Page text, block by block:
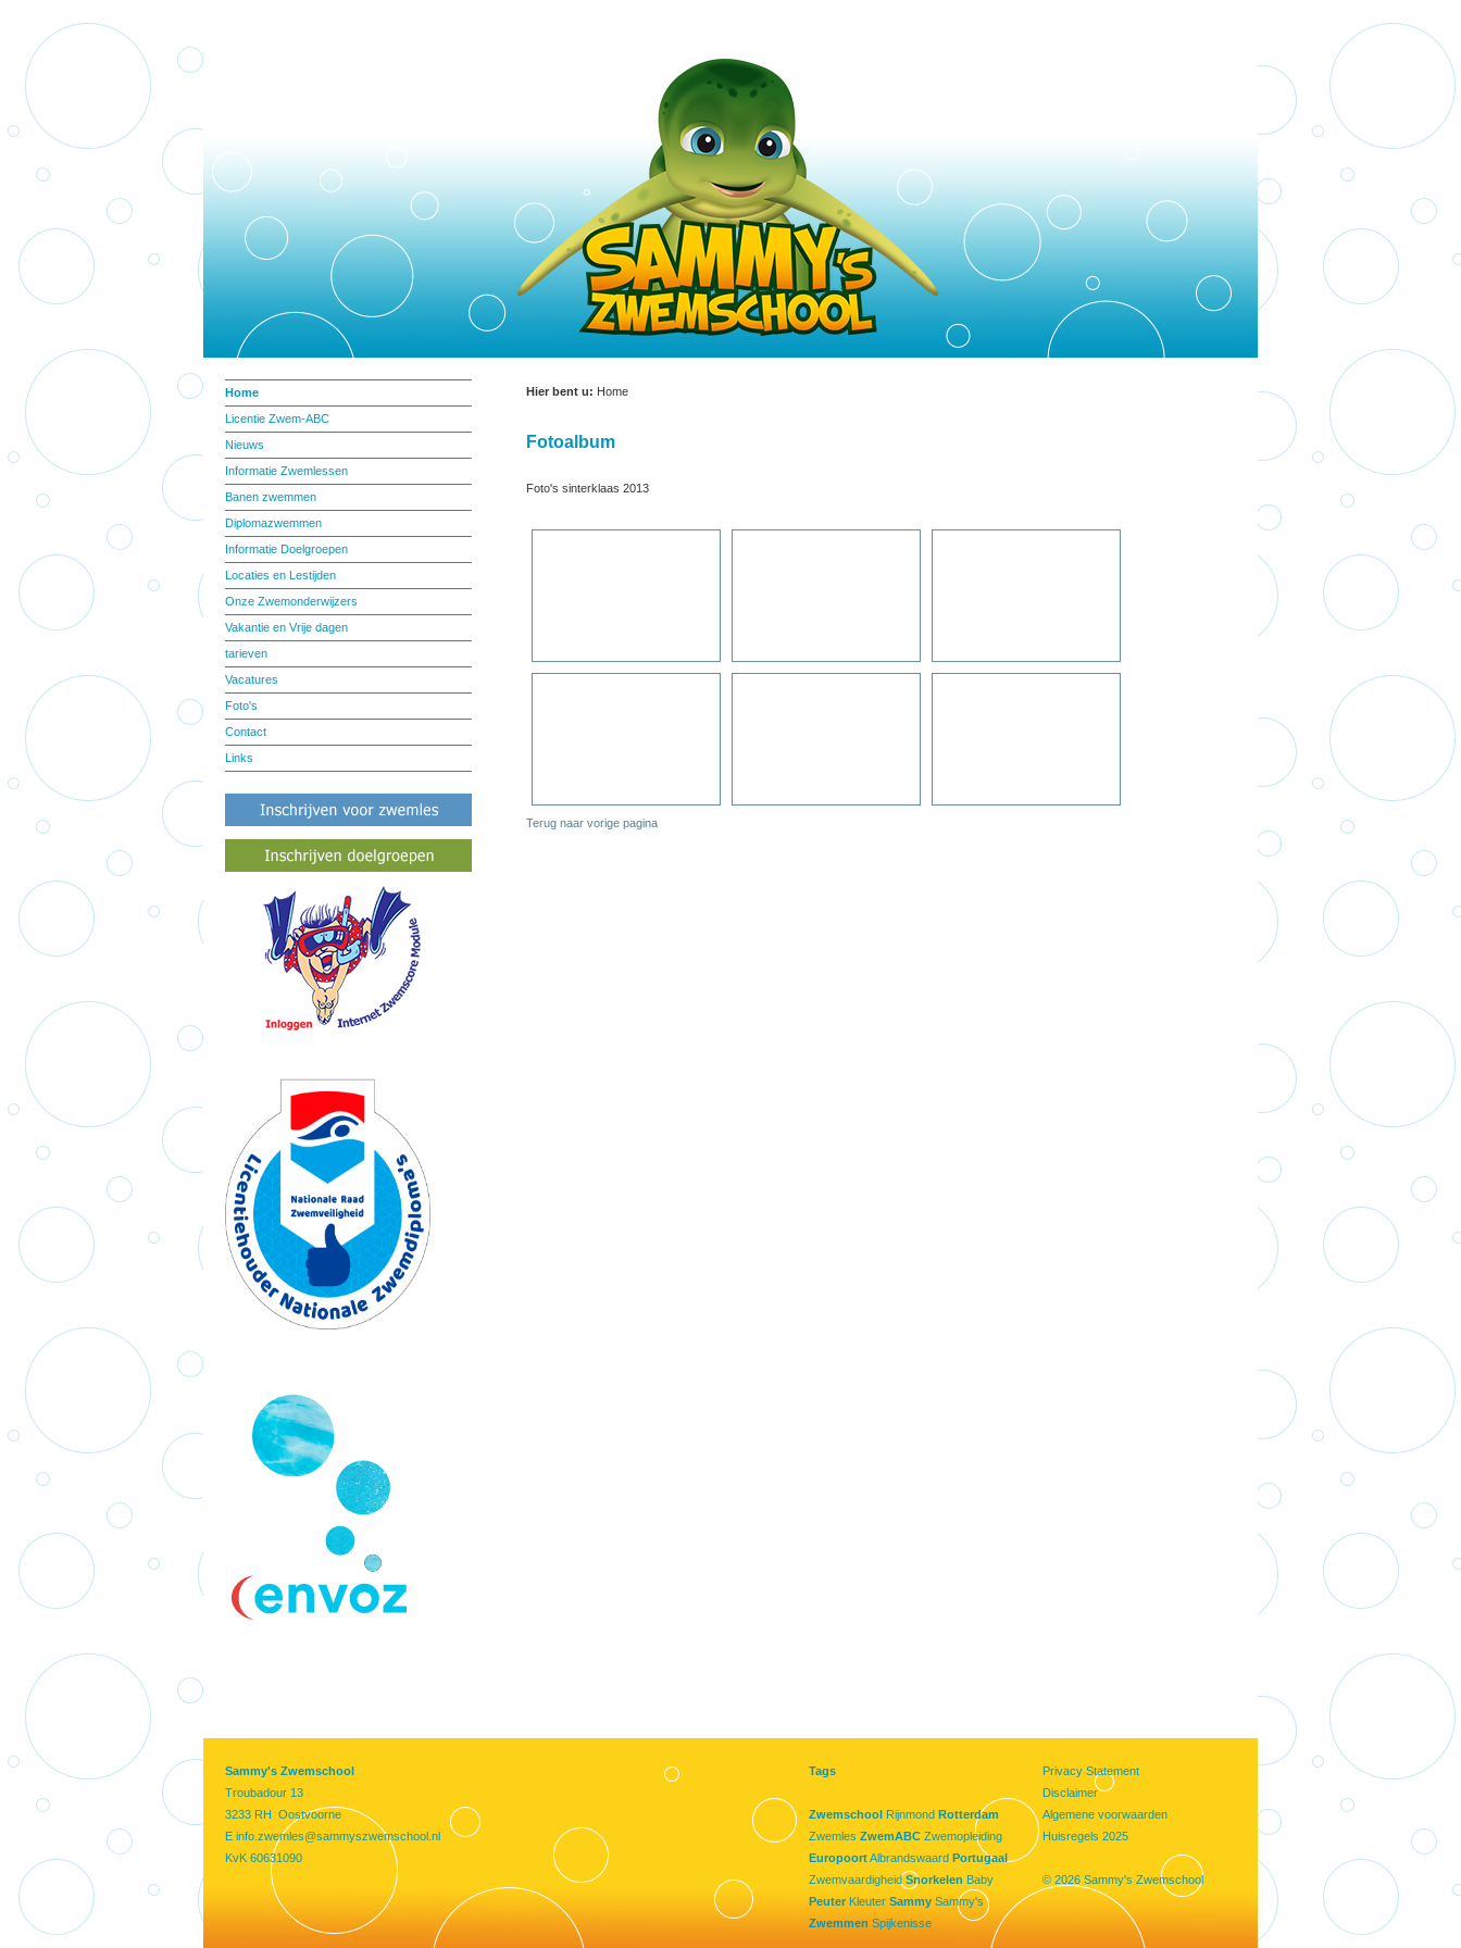
Home
Licentie Zwem-ABC
Nieuws
Informatie Zwemlessen
Banen zwemmen
Diplomazwemmen
Informatie Doelgroepen
Locaties en Lestijden
Onze Zwemonderwijzers
Vakantie en Vrije dagen
tarieven
Vacatures
Foto's
Contact
Links
Hier bent u: Home
Fotoalbum
Foto's sinterklaas 2013
Terug naar vorige pagina
Sammy's Zwemschool
Troubadour 13
3233 RH Oostvoorne
E info.zwemles@sammyszwemschool.nl
KvK 60631090
Tags
Zwemschool Rijnmond Rotterdam
Zwemles ZwemABC Zwemopleiding
EuropoortAlbrandswaard Portugaal
ZwemvaardigheidSnorkelen Baby
PeuterKleuter Sammy Sammy's
Zwemmen Spijkenisse
Privacy Statement
Disclaimer
Algemene voorwaarden
Huisregels 2025
© 2026 Sammy's Zwemschool